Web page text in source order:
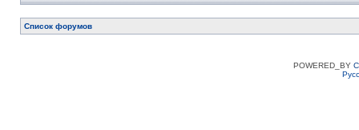
Список форумов
POWERED_BY